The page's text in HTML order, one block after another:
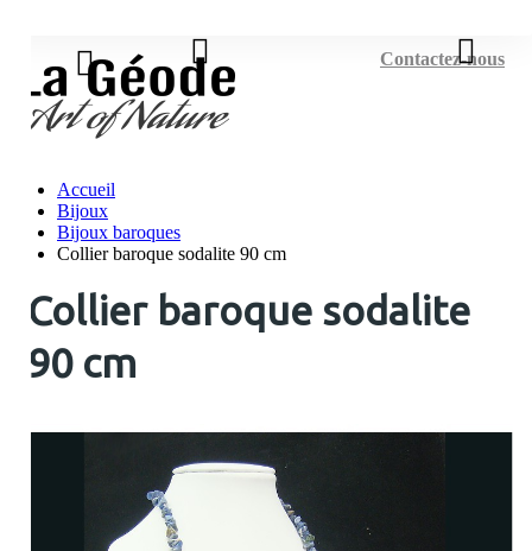
Contactez-nous
Accueil
Bijoux
Bijoux baroques
Collier baroque sodalite 90 cm
Collier baroque sodalite
90 cm